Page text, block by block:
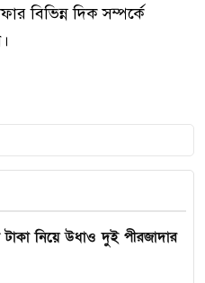
বিভিন্ন দিক সম্পর্কে
টাকা নিয়ে উধাও দুই পীরজাদার